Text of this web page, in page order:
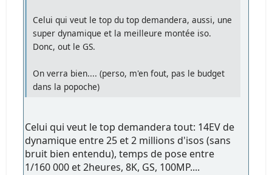
Celui qui veut le top du top demandera, aussi, une
super dynamique et la meilleure montée iso.
Donc, out le GS.
On verra bien.... (perso, m'en fout, pas le budget
dans la popoche)
Celui qui veut le top demandera tout: 14EV de
dynamique entre 25 et 2 millions d'isos (sans
bruit bien entendu), temps de pose entre
1/160 000 et 2heures, 8K, GS, 100MP....